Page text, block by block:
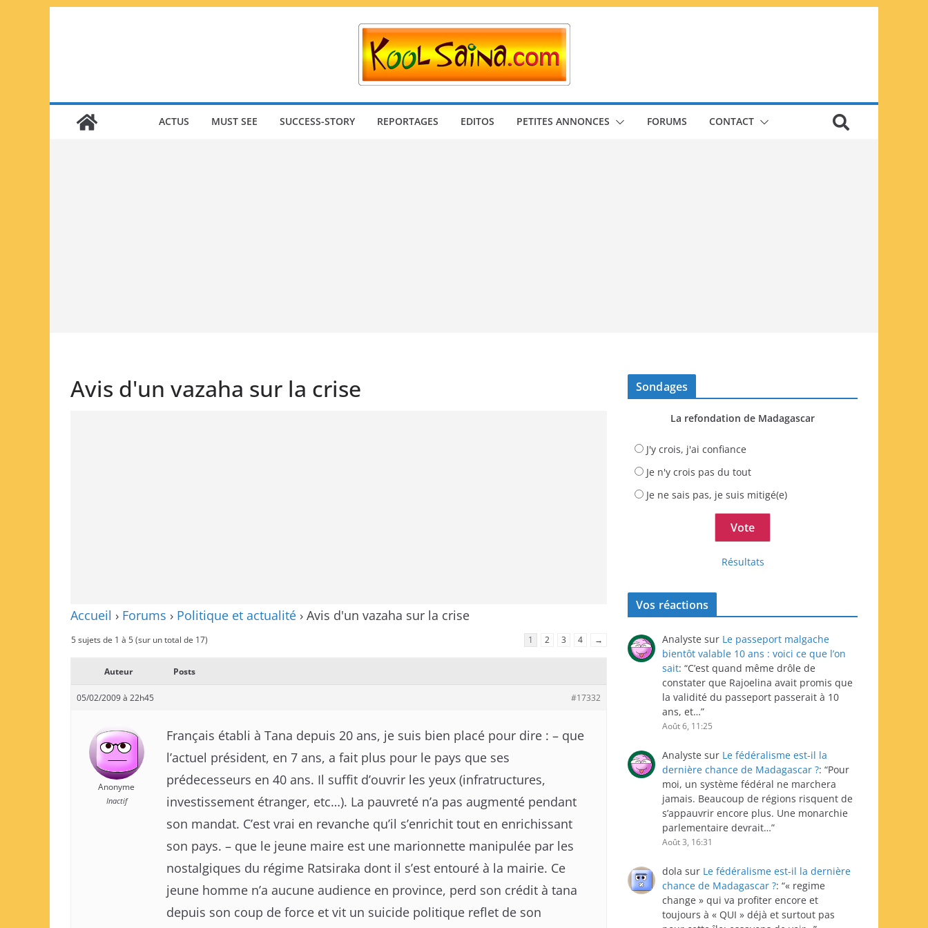
ACTUS MUST SEE SUCCESS-STORY REPORTAGES EDITOS PETITES ANNONCES FORUMS CONTACT
Avis d'un vazaha sur la crise
Accueil › Forums › Politique et actualité › Avis d'un vazaha sur la crise
5 sujets de 1 à 5 (sur un total de 17) 1 2 3 4 →
Auteur Posts
05/02/2009 à 22h45 #17332
Anonyme
Inactif
Français établi à Tana depuis 20 ans, je suis bien placé pour dire : – que
l’actuel président, en 7 ans, a fait plus pour le pays que ses
prédecesseurs en 40 ans. Il suffit d’ouvrir les yeux (infratructures,
investissement étranger, etc…). La pauvreté n’a pas augmenté pendant
son mandat. C’est vrai en revanche qu’il s’enrichit tout en enrichissant
son pays. – que le jeune maire est une marionnette manipulée par les
nostalgiques du régime Ratsiraka dont il s’est entouré à la mairie. Ce
jeune homme n’a aucune audience en province, perd son crédit à tana
depuis son coup de force et vit un suicide politique reflet de son
Sondages
La refondation de Madagascar
J'y crois, j'ai confiance
Je n'y crois pas du tout
Je ne sais pas, je suis mitigé(e)
Résultats
Vos réactions
Analyste sur Le passeport malgache
bientôt valable 10 ans : voici ce que l’on
sait: “C’est quand même drôle de
constater que Rajoelina avait promis que
la validité du passeport passerait à 10
ans, et…”
Août 6, 11:25
Analyste sur Le fédéralisme est-il la
dernière chance de Madagascar ?: “Pour
moi, un système fédéral ne marchera
jamais. Beaucoup de régions risquent de
s’appauvrir encore plus. Une monarchie
parlementaire devrait…”
Août 3, 16:31
dola sur Le fédéralisme est-il la dernière
chance de Madagascar ?: “« regime
change » qui va profiter encore et
toujours à « QUI » déjà et surtout pas